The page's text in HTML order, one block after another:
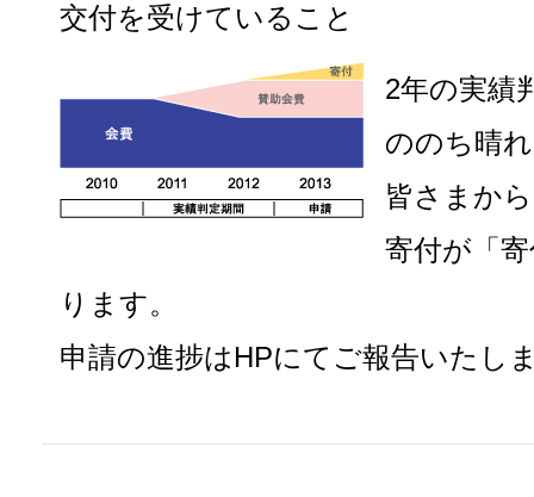
交付を受けていること
2年の実績
ののち晴
皆さまか
寄付が「
ります。
申請の進捗はHPにてご報告いたし